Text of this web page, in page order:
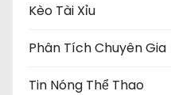
Kèo Tài Xỉu
Phân Tích Chuyên Gia
Tin Nóng Thể Thao